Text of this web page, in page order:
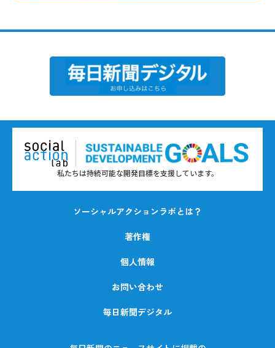
私たちは持続可能な開発目標を支援しています。
ソーシャルアクションラボとは？
著作権
個人情報
お問い合わせ
毎日新聞デジタル